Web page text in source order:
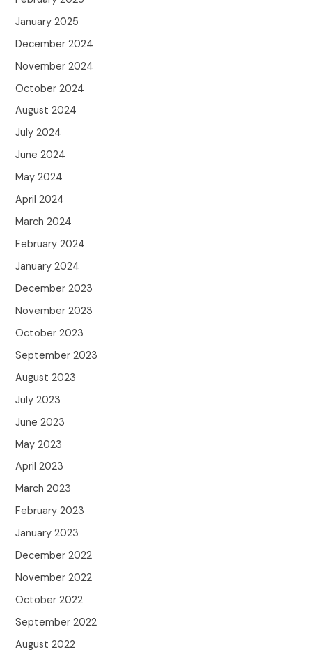
January 2025
December 2024
November 2024
October 2024
August 2024
July 2024
June 2024
May 2024
April 2024
March 2024
February 2024
January 2024
December 2023
November 2023
October 2023
September 2023
August 2023
July 2023
June 2023
May 2023
April 2023
March 2023
February 2023
January 2023
December 2022
November 2022
October 2022
September 2022
August 2022